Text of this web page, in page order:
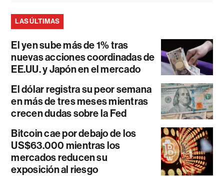
LAS ÚLTIMAS
El yen sube más de 1% tras
nuevas acciones coordinadas de
EE.UU. y Japón en el mercado
El dólar registra su peor semana
en más de tres meses mientras
crecen dudas sobre la Fed
Bitcoin cae por debajo de los
US$63.000 mientras los
mercados reducen su
exposición al riesgo